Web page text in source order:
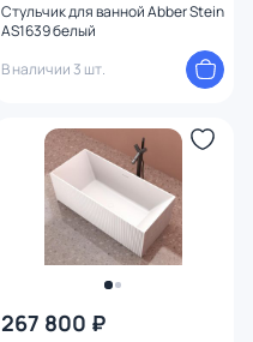
Стульчик для ванной Abber Stein
AS1639 белый
В наличии 3 шт.
267 800 ₽